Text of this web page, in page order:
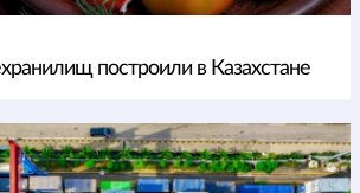
построили в Казахстане